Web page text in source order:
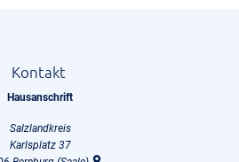
Kontakt
Hausanschrift
Salzlandkreis
Karlsplatz 37